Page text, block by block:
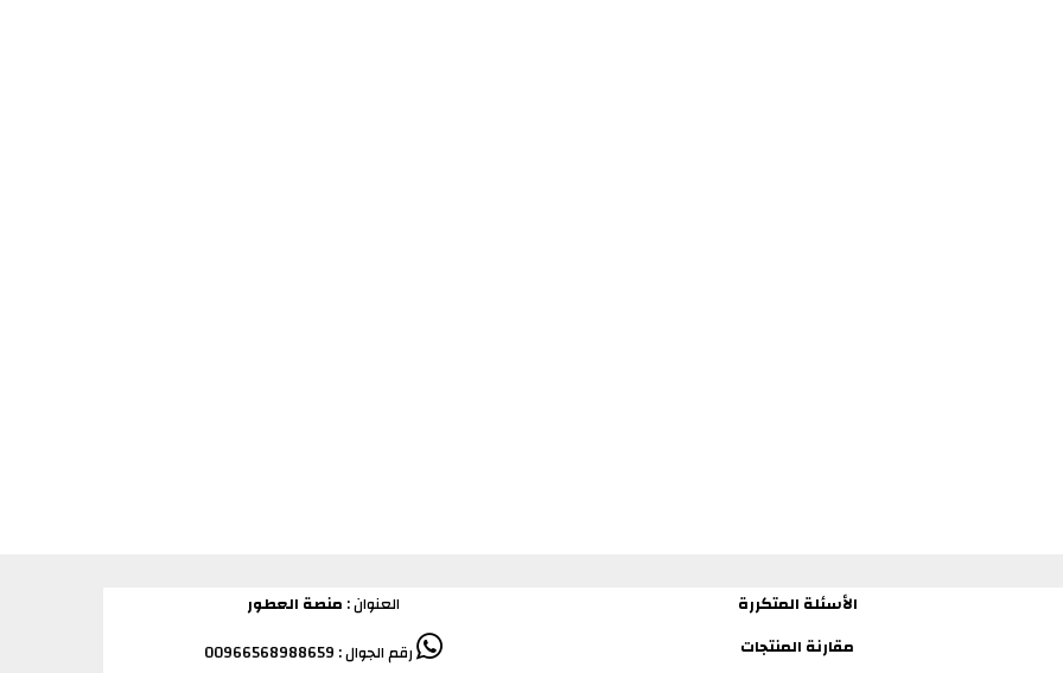
الأسئلة المتكررة
مقارنة المنتجات
العنوان : منصة العطور
رقم الجوال : 00966568988659